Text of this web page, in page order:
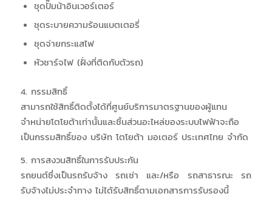
ชุดปั๊มน้าอินเวอร์เตอร์
ชุดระบายความร้อนแบตเตอรี่
ชุดจ่ายกระแสไฟ
หัวชาร์จไฟ (ฝั่งที่ติดกับตัวรถ)
4. กรรมสิทธิ์
สามารถใช้สิทธิ์ติดตั้งได้ที่ศูนย์บริการมาตรฐานของผู้แทน
จำหน่ายโตโยต้าเท่านั้นและชิ้นส่วนอะไหล่ของระบบไฟฟ้าจะถือ
เป็นกรรมสิทธิ์ของ บริษัท โตโยต้า มอเตอร์ ประเทศไทย จำกัด
5. การสงวนสิทธิ์ในการรับประกัน
รถยนต์ซึ่งเป็นรถรับจ้าง รถเช่า และ/หรือ รถสาธารณะ รถ
รับจ้างไม่ประจำทาง ไม่ได้รับสิทธิ์ตามเอกสารการรับรองนี้